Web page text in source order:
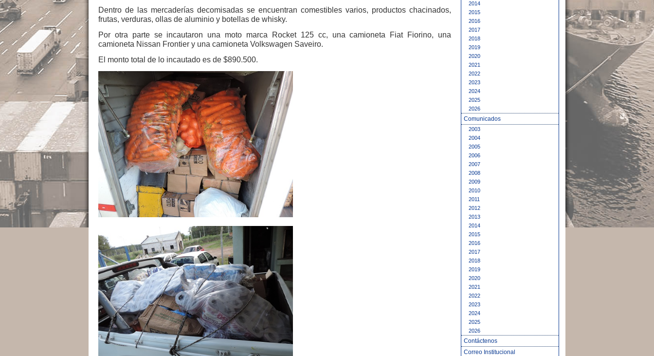
Dentro de las mercaderías decomisadas se encuentran comestibles varios, productos chacinados,
frutas, verduras, ollas de aluminio y botellas de whisky.
Por otra parte se incautaron una moto marca Rocket 125 cc, una camioneta Fiat Fiorino, una
camioneta Nissan Frontier y una camioneta Volkswagen Saveiro.
El monto total de lo incautado es de $890.500.
2014
2015
2016
2017
2018
2019
2020
2021
2022
2023
2024
2025
2026
Comunicados
2003
2004
2005
2006
2007
2008
2009
2010
2011
2012
2013
2014
2015
2016
2017
2018
2019
2020
2021
2022
2023
2024
2025
2026
Contáctenos
Correo Institucional